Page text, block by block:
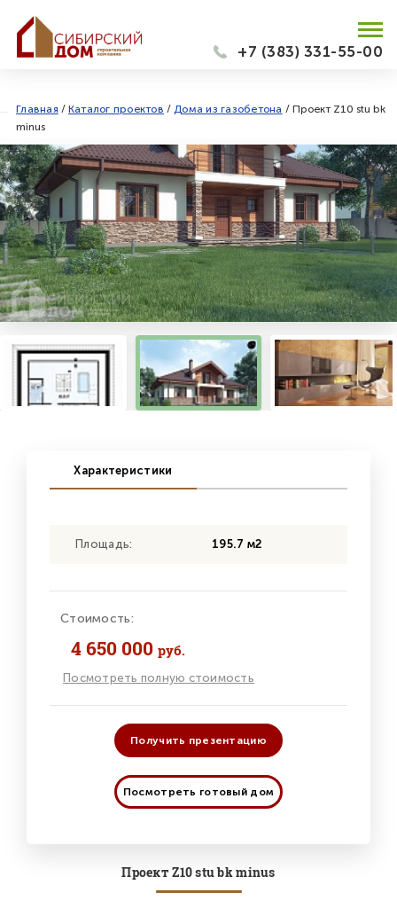
+7 (383) 331-55-00
Главная / Каталог проектов / Дома из газобетона / Проект Z10 stu bk
minus
Характеристики
Площадь: 195.7 м2
Стоимость:
4 650 000 руб.
Посмотреть полную стоимость
Получить презентацию
Посмотреть готовый дом
Проект Z10 stu bk minus